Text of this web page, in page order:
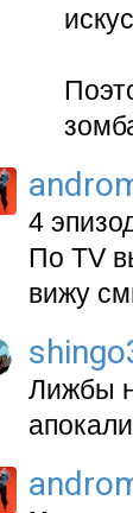
4
По TV
вижу
Лижбы